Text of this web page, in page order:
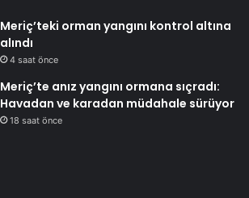
Meriç’teki orman yangını kontrol altına
alındı
4 saat önce
Meriç’te anız yangını ormana sıçradı:
Havadan ve karadan müdahale sürüyor
18 saat önce